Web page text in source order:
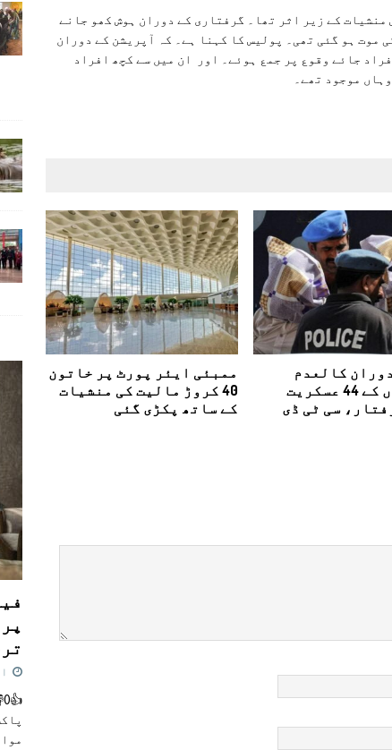
کے زیر اثر تھا۔ گرفتاری کے دوران ہوش کھو جانے
موت ہو گئی تھی۔ پولیس کا کہنا ہے۔ کہ آپریشن کے دوران
ہو رہا ہے یہ دیکھنے کے لیے تقریبا 150 افراد جائے وقوع پر جمع ہوئے۔ اور ان میں سے کچھ افراد
موجود تھے۔
کالعدم
تنظیموں کے 44 عسکریت
سی ٹی ڈی
ممبئی ایئر پورٹ پر خاتون
40 کروڑ مالیت کی منشیات
کے ساتھ پکڑی گئی